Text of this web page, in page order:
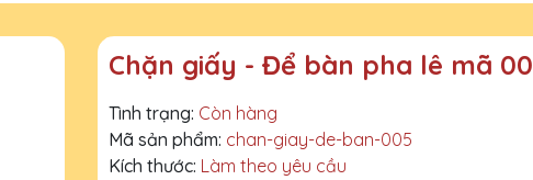
Chặn giấy - Để bàn pha lê mã
Tình trạng: Còn hàng
Mã sản phẩm: chan-giay-de-ban-005
Kích thước: Làm theo yêu cầu